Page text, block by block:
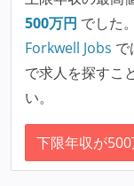
500万円 でした。
Forkwell Jobs で
で求人を探すこ
い。
下限年収が